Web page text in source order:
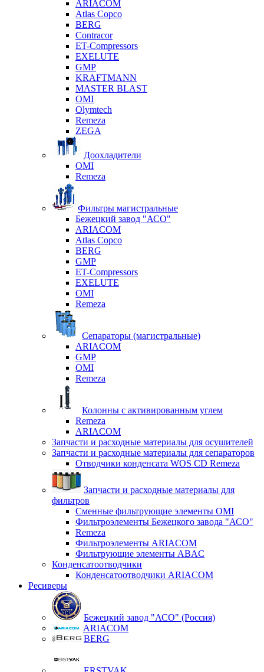
ARIACOM
Atlas Copco
BERG
Contracor
ET-Compressors
EXELUTE
GMP
KRAFTMANN
MASTER BLAST
OMI
Olymtech
Remeza
ZEGA
Доохладители
OMI
Remeza
Фильтры магистральные
Бежецкий завод "АСО"
ARIACOM
Atlas Copco
BERG
GMP
ET-Compressors
EXELUTE
OMI
Remeza
Сепараторы (магистральные)
ARIACOM
GMP
OMI
Remeza
Колонны с активированным углем
Remeza
ARIACOM
Запчасти и расходные материалы для осушителей
Запчасти и расходные материалы для сепараторов
Отводчики конденсата WOS CD Remeza
Запчасти и расходные материалы для
фильтров
Сменные фильтрующие элементы OMI
Фильтроэлементы Бежецкого завода "АСО"
Remeza
Фильтроэлементы ARIACOM
Фильтрующие элементы ABAC
Конденсатоотводчики
Конденсатоотводчики ARIACOM
Ресиверы
Бежецкий завод "АСО" (Россия)
ARIACOM
BERG